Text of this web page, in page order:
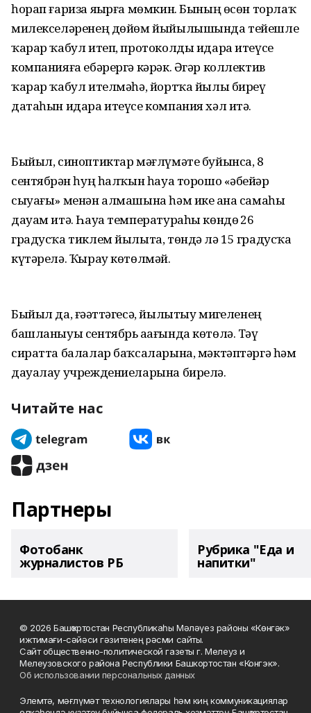
һорап ғариза яҙырға мөмкин. Бының өсөн торлаҡ
милекселәренең дөйөм йыйылышында тейешле
ҡарар ҡабул итеп, протоколды идара итеүсе
компанияға ебәрергә кәрәк. Әгәр коллектив
ҡарар ҡабул ителмәһә, йортҡа йылы биреү
датаһын идара итеүсе компания хәл итә.
Быйыл, синоптиктар мәғлүмәте буйынса, 8
сентябрҙән һуң һалҡын һауа торошо «әбейҙәр
сыуағы» менән алмашына һәм ике аҙна самаһы
дауам итә. Һауа температураһы көндөҙ 26
градусҡа тиклем йылыта, төндә лә 15 градусҡа
күтәрелә. Ҡырау көтөлмәй.
Быйыл да, ғәҙәттәгесә, йылытыу миҙгеленең
башланыуы сентябрь аҙағында көтөлә. Тәү
сиратта балалар баҡсаларына, мәктәптәргә һәм
дауалау учреждениеларына бирелә.
Читайте нас
Партнеры
Фотобанк
журналистов РБ
Рубрика "Еда и
напитки"
© 2026 Башҡортостан Республикаһы Мәләүез районы «Көнгәк»
ижтимағи-сәйәси гәзитенең рәсми сайты.
Сайт общественно-политической газеты г. Мелеуз и
Мелеузовского района Республики Башкортостан «Конгэк».
Об использовании персональных данных
Элемтә, мәғлүмәт технологиялары һәм киң коммуникациялар